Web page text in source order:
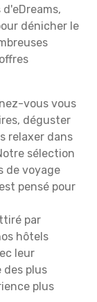
dénicher le
vous vous
déguster
relaxer dans
sélection
de voyage
pensé pour
par
hôtels
leur
des plus
plus